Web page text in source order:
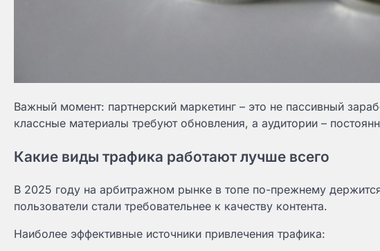
Важный момент: партнерский маркетинг – это не пассивный
классные материалы требуют обновления, а аудитории –
Какие виды трафика работают лучше всего
В 2025 году на арбитражном рынке в топе по-прежнему
пользователи стали требовательнее к качеству контента.
Наиболее эффективные источники привлечения трафика: